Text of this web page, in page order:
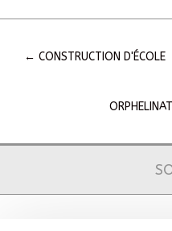
← CONSTRUCTION D'ÉCOLE